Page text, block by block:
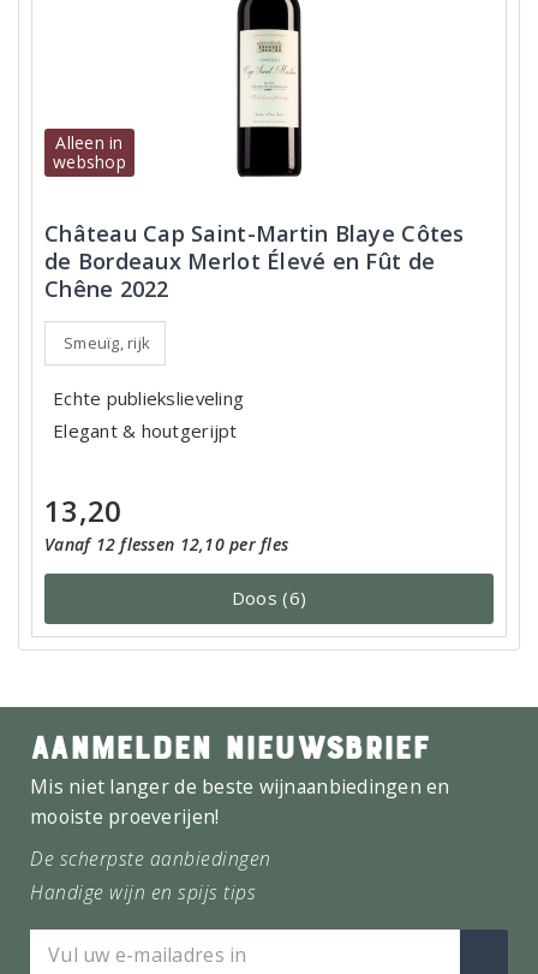
Alleen in
webshop
Château Cap Saint-Martin Blaye Côtes
de Bordeaux Merlot Élevé en Fût de
Chêne 2022
Smeuïg, rijk
Echte publiekslieveling
Elegant & houtgerijpt
13,20
Vanaf 12 flessen 12,10 per fles
Doos (6)
AANMELDEN NIEUWSBRIEF
Mis niet langer de beste wijnaanbiedingen en
mooiste proeverijen!
De scherpste aanbiedingen
Handige wijn en spijs tips